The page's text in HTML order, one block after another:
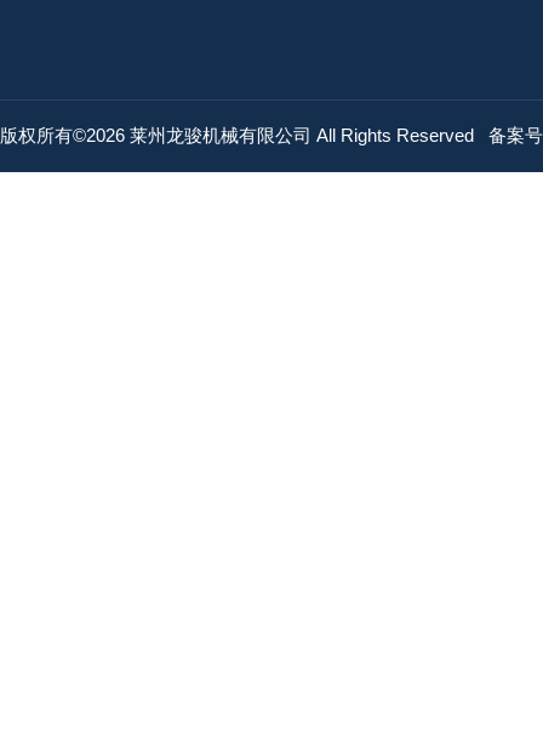
版权所有©2026 莱州龙骏机械有限公司 All Rights Reserved 备案